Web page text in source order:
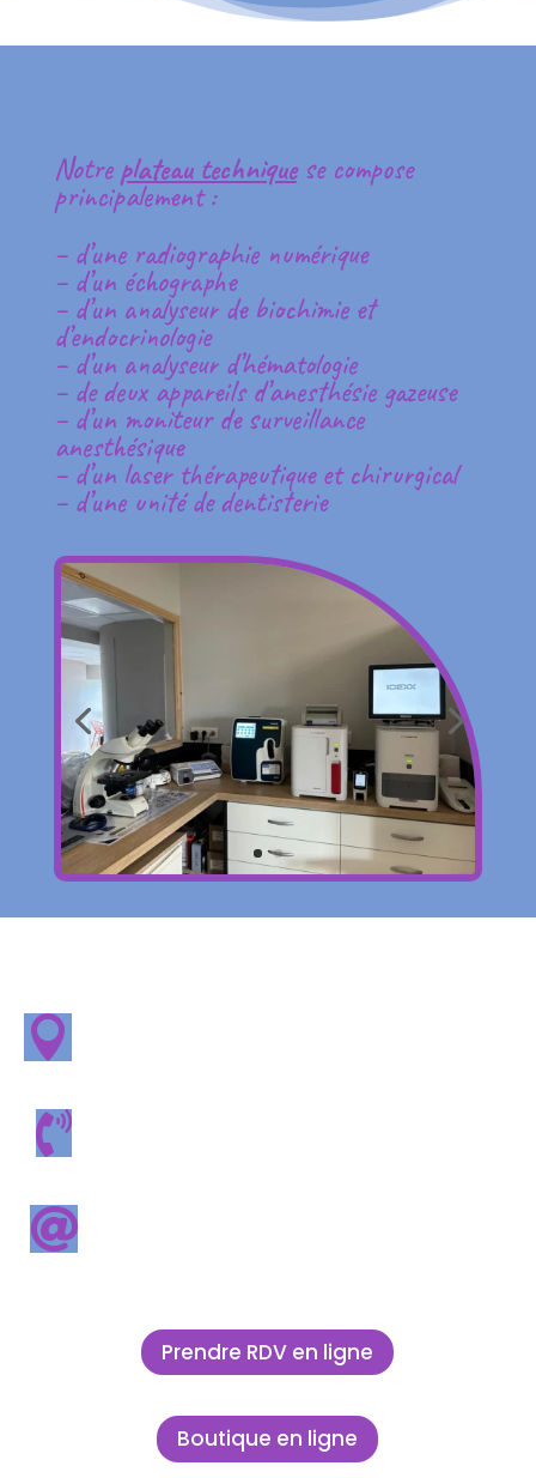
Notreplateau techniquese compose
principalement :
– d’une radiographie numérique
– d’un échographe
– d’un analyseur de biochimie et
d’endocrinologie
– d’un analyseur d’hématologie
– de deux appareils d’anesthésie gazeuse
– d’un moniteur de surveillance
anesthésique
– d’un laser thérapeutique et chirurgical
– d’une unité de dentisterie



Prendre RDV en ligne
Boutique en ligne